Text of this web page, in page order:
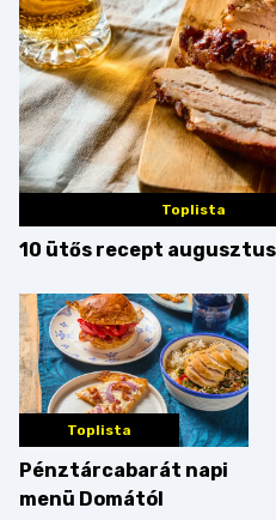
Toplista
10 ütős recept
Toplista
Pénztárcabarát napi
menü Domától